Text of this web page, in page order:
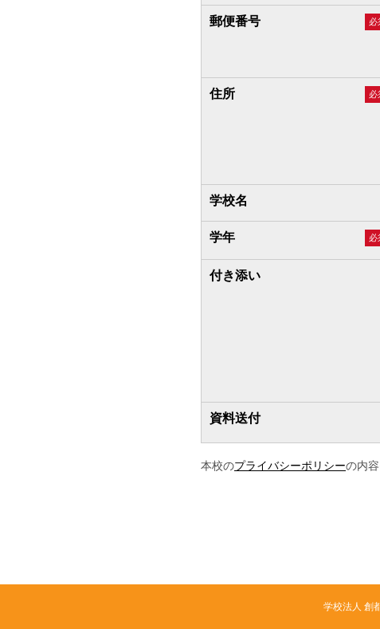
郵便番号 必
住所 必
学校名
学年 必
付き添い
資料送付
本校のプライバシーポリシーの内
学校法人 創